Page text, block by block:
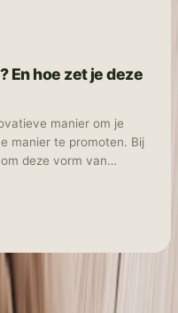
En hoe zet je deze
manier om je
manier te promoten. Bij
deze vorm van